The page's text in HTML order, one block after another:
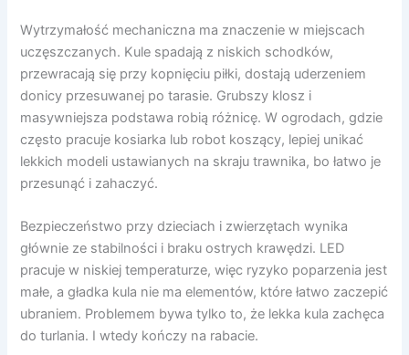
Wytrzymałość mechaniczna ma znaczenie w miejscach
uczęszczanych. Kule spadają z niskich schodków,
przewracają się przy kopnięciu piłki, dostają uderzeniem
donicy przesuwanej po tarasie. Grubszy klosz i
masywniejsza podstawa robią różnicę. W ogrodach, gdzie
często pracuje kosiarka lub robot koszący, lepiej unikać
lekkich modeli ustawianych na skraju trawnika, bo łatwo je
przesunąć i zahaczyć.
Bezpieczeństwo przy dzieciach i zwierzętach wynika
głównie ze stabilności i braku ostrych krawędzi. LED
pracuje w niskiej temperaturze, więc ryzyko poparzenia jest
małe, a gładka kula nie ma elementów, które łatwo zaczepić
ubraniem. Problemem bywa tylko to, że lekka kula zachęca
do turlania. I wtedy kończy na rabacie.